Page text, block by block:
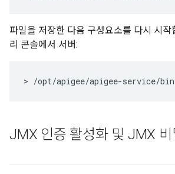
파일을 저장한 다음 구성요소를 다시 시작
리 콘솔에서 서버:
> /opt/apigee/apigee-service/
JMX 인증 활성화 및 JMX 비